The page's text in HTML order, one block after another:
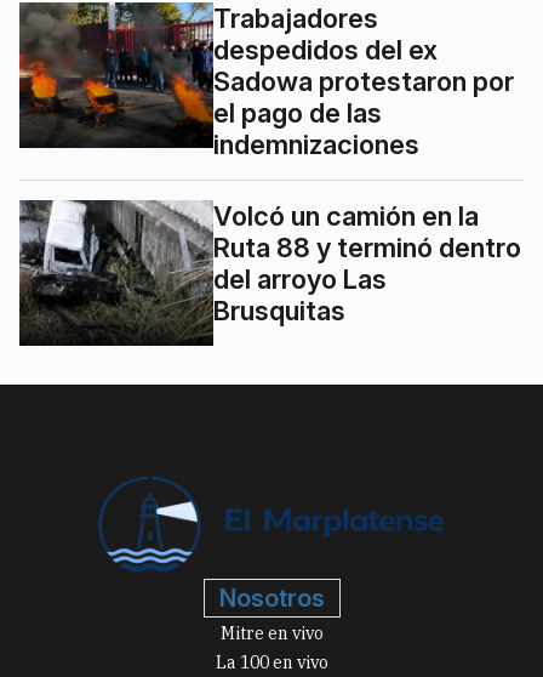
Trabajadores
despedidos del ex
Sadowa protestaron por
el pago de las
indemnizaciones
Volcó un camión en la
Ruta 88 y terminó dentro
del arroyo Las
Brusquitas
Nosotros
Mitre en vivo
La 100 en vivo